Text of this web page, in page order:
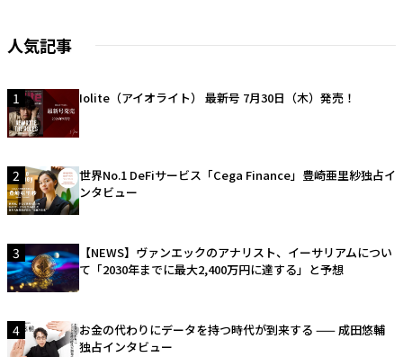
人気記事
1 Iolite（アイオライト） 最新号 7月30日（木）発売！
2
世界No.1 DeFiサービス「Cega Finance」豊崎亜里紗独占イ
ンタビュー
3
【NEWS】ヴァンエックのアナリスト、イーサリアムについ
て「2030年までに最大2,400万円に達する」と予想
4
お金の代わりにデータを持つ時代が到来する —— 成田悠輔
独占インタビュー